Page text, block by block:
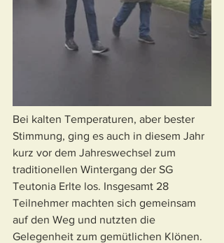
Bei kalten Temperaturen, aber bester
Stimmung, ging es auch in diesem Jahr
kurz vor dem Jahreswechsel zum
traditionellen Wintergang der SG
Teutonia Erlte los. Insgesamt 28
Teilnehmer machten sich gemeinsam
auf den Weg und nutzten die
Gelegenheit zum gemütlichen Klönen.